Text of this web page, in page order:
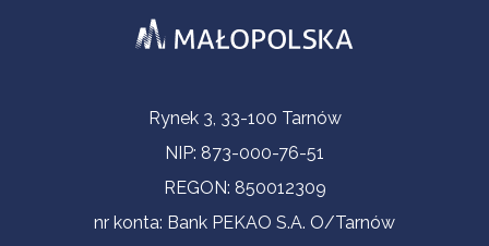
Informacje kontaktoweRynek 3, 33-100 Tarnów
NIP: 873-000-76-51
REGON: 850012309
nr konta: Bank PEKAO S.A. O/Tarnów